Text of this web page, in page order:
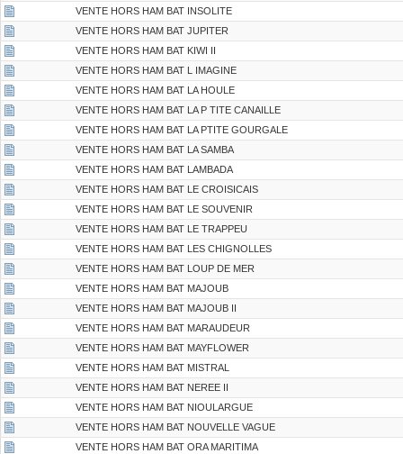
VENTE HORS HAM BAT INSOLITE
VENTE HORS HAM BAT JUPITER
VENTE HORS HAM BAT KIWI II
VENTE HORS HAM BAT L IMAGINE
VENTE HORS HAM BAT LA HOULE
VENTE HORS HAM BAT LA P TITE CANAILLE
VENTE HORS HAM BAT LA PTITE GOURGALE
VENTE HORS HAM BAT LA SAMBA
VENTE HORS HAM BAT LAMBADA
VENTE HORS HAM BAT LE CROISICAIS
VENTE HORS HAM BAT LE SOUVENIR
VENTE HORS HAM BAT LE TRAPPEU
VENTE HORS HAM BAT LES CHIGNOLLES
VENTE HORS HAM BAT LOUP DE MER
VENTE HORS HAM BAT MAJOUB
VENTE HORS HAM BAT MAJOUB II
VENTE HORS HAM BAT MARAUDEUR
VENTE HORS HAM BAT MAYFLOWER
VENTE HORS HAM BAT MISTRAL
VENTE HORS HAM BAT NEREE II
VENTE HORS HAM BAT NIOULARGUE
VENTE HORS HAM BAT NOUVELLE VAGUE
VENTE HORS HAM BAT ORA MARITIMA